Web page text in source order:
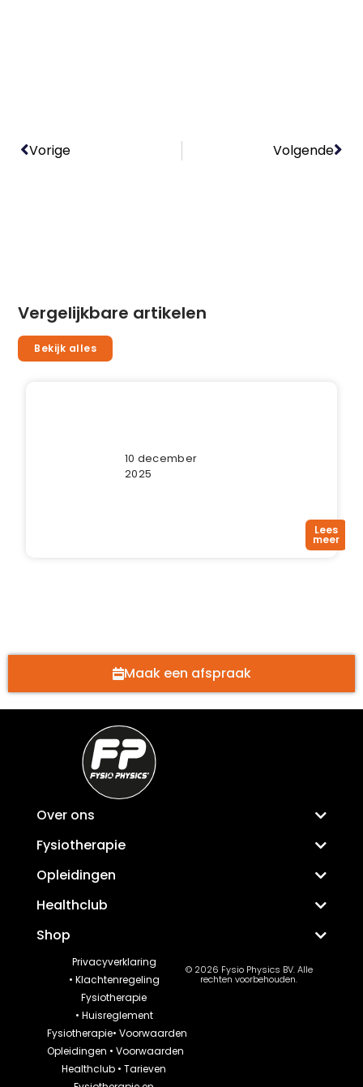
Vorige Volgende
Vergelijkbare artikelen
Bekijk alles
10 december
2025
Lees
meer
Maak een afspraak
Over ons
Fysiotherapie
Opleidingen
Healthclub
Shop
Privacyverklaring
• Klachtenregeling
Fysiotherapie
• Huisreglement
Fysiotherapie• Voorwaarden
Opleidingen • Voorwaarden
Healthclub •Tarieven
© 2026 Fysio Physics BV. Alle
rechten voorbehouden.